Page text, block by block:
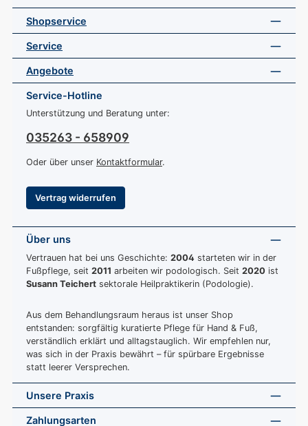
Shopservice
Service
Angebote
Service-Hotline
Unterstützung und Beratung unter:
035263 - 658909
Oder über unser Kontaktformular.
Vertrag widerrufen
Über uns
Vertrauen hat bei uns Geschichte: 2004 starteten wir in der
Fußpflege, seit 2011 arbeiten wir podologisch. Seit 2020 ist
Susann Teichert sektorale Heilpraktikerin (Podologie).
Aus dem Behandlungsraum heraus ist unser Shop
entstanden: sorgfältig kuratierte Pflege für Hand & Fuß,
verständlich erklärt und alltagstauglich. Wir empfehlen nur,
was sich in der Praxis bewährt – für spürbare Ergebnisse
statt leerer Versprechen.
Unsere Praxis
Zahlungsarten